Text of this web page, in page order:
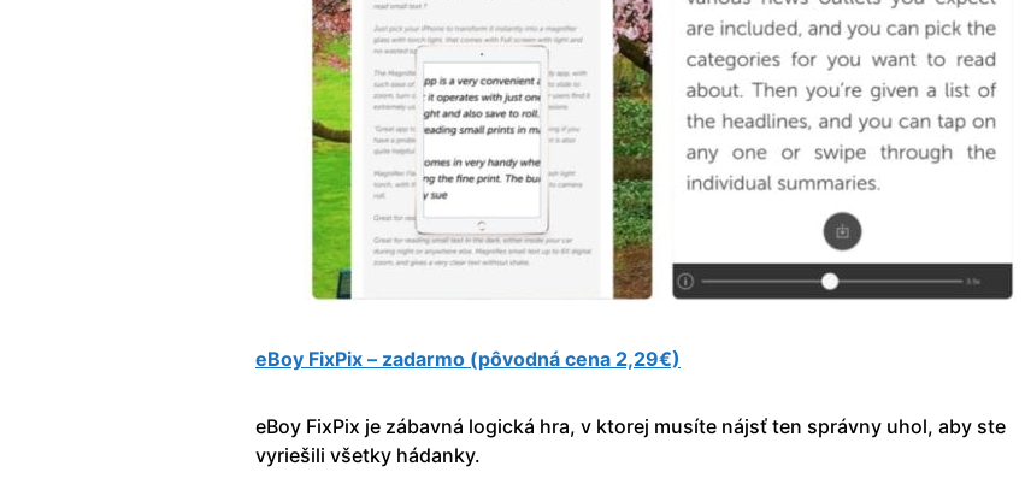
eBoy FixPix – zadarmo (pôvodná cena 2,29€)
eBoy FixPix je zábavná logická hra, v ktorej musíte nájsť ten správny uhol, aby ste
vyriešili všetky hádanky.